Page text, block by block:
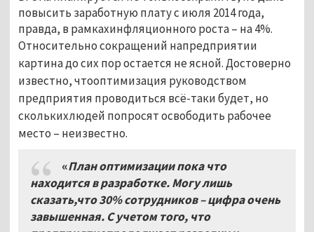
повысить заработную плату с июля 2014 года,
правда, в рамкахинфляционного роста – на 4%.
Относительно сокращений напредприятии
картина до сих пор остается не ясной. Достоверно
известно, чтооптимизация руководством
предприятия проводиться всё-таки будет, но
сколькихлюдей попросят освободить рабочее
место – неизвестно.
«План оптимизации пока что
находится в разработке. Могу лишь
сказать,что 30% сотрудников – цифра очень
завышенная. С учетом того, что